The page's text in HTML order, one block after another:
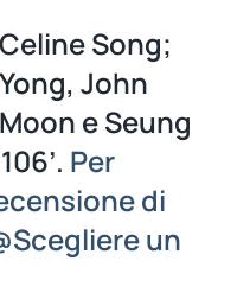
Song;
John
e Seung
Per
di
un